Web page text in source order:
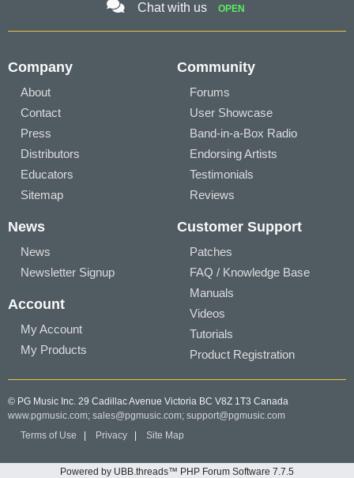
Chat with us OPEN
Company
About
Contact
Press
Distributors
Educators
Sitemap
Community
Forums
User Showcase
Band-in-a-Box Radio
Endorsing Artists
Testimonials
Reviews
News
News
Newsletter Signup
Account
My Account
My Products
Customer Support
Patches
FAQ / Knowledge Base
Manuals
Videos
Tutorials
Product Registration
© PG Music Inc. 29 Cadillac Avenue Victoria BC V8Z 1T3 Canada
www.pgmusic.com; sales@pgmusic.com; support@pgmusic.com
Terms of Use
Privacy Site Map
Powered by UBB.threads™ PHP Forum Software 7.7.5